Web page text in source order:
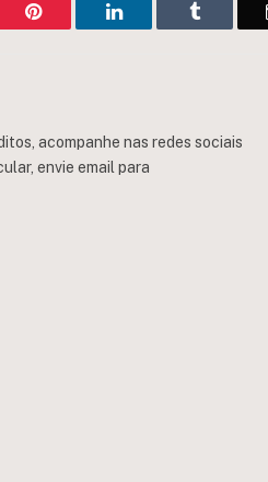
Pinterest LinkedIn Tumblr
acompanhe nas redes sociais
envie email para